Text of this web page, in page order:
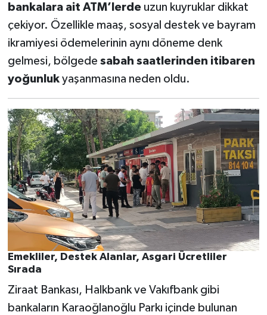
bankalara ait ATM’lerdeuzun kuyruklar dikkat
çekiyor. Özellikle maaş, sosyal destek ve bayram
ikramiyesi ödemelerinin aynı döneme denk
gelmesi, bölgede sabah saatlerinden itibaren
yoğunlukyaşanmasına neden oldu.
Emekliler, Destek Alanlar, Asgari Ücretliler
Sırada
Ziraat Bankası, Halkbank ve Vakıfbank gibi
bankaların Karaoğlanoğlu Parkı içinde bulunan